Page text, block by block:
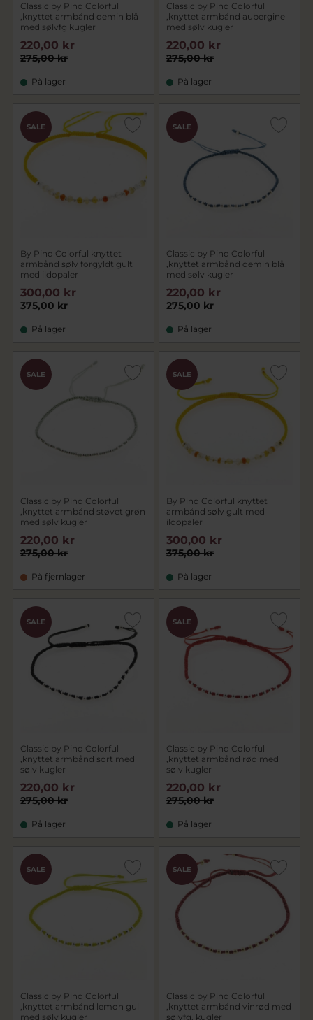
Classic by Pind Colorful
,knyttet armbånd demin blå
med sølvfg kugler
275,00 kr
220,00 kr
På lager
Classic by Pind Colorful
,knyttet armbånd aubergine
med sølv kugler
275,00 kr
220,00 kr
På lager
SALE
By Pind Colorful knyttet
armbånd sølv forgyldt gult
med ildopaler
375,00 kr
300,00 kr
På lager
SALE
Classic by Pind Colorful
,knyttet armbånd demin blå
med sølv kugler
275,00 kr
220,00 kr
På lager
SALE
Classic by Pind Colorful
,knyttet armbånd støvet grøn
med sølv kugler
275,00 kr
220,00 kr
På fjernlager
SALE
By Pind Colorful knyttet
armbånd sølv gult med
ildopaler
375,00 kr
300,00 kr
På lager
SALE
Classic by Pind Colorful
,knyttet armbånd sort med
sølv kugler
275,00 kr
220,00 kr
På lager
SALE
Classic by Pind Colorful
,knyttet armbånd rød med
sølv kugler
275,00 kr
220,00 kr
På lager
SALE
Classic by Pind Colorful
,knyttet armbånd lemon gul
med sølv kugler
SALE
Classic by Pind Colorful
,knyttet armbånd vinrød med
sølvfg. kugler